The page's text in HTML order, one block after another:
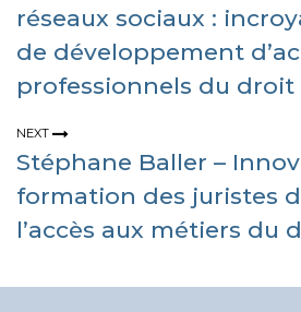
réseaux sociaux :
de développement
professionnels du droit
NEXT
Stéphane Baller –
formation des juristes
l’accès aux métiers du